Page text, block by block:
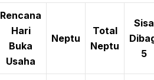
Rencana
Hari
Buka
Usaha
Neptu
Total
Neptu
Sisa
5